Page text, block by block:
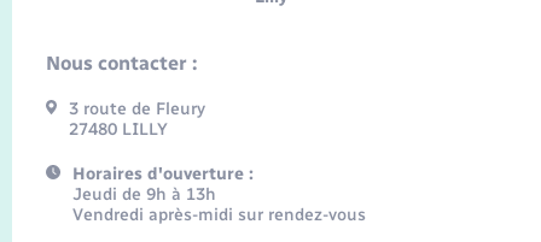
Nous contacter :
3 route de Fleury
27480 LILLY
Horaires d'ouverture :
Jeudi de 9h à 13h
Vendredi après-midi sur rendez-vous